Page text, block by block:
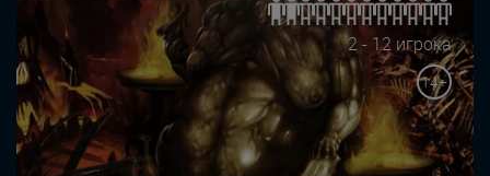
2 - 12 игрока
14+